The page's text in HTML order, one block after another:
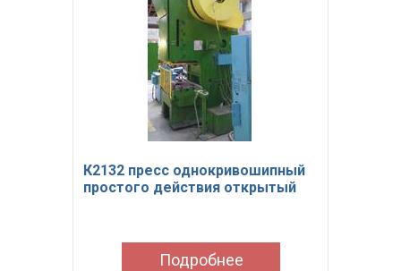
К2132 пресс однокривошипный
простого действия открытый
Подробнее